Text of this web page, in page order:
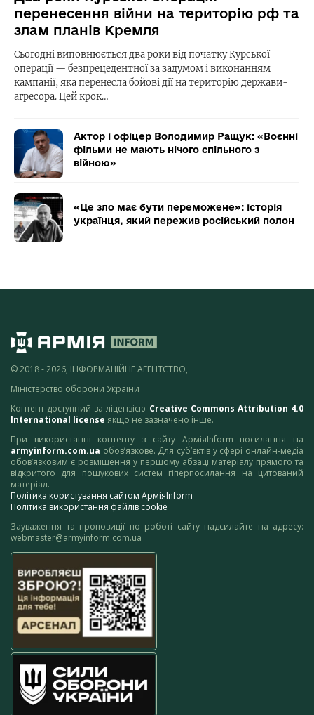
перенесення війни на територію рф та
злам планів Кремля
Сьогодні виповнюється два роки від початку Курської
операції — безпрецедентної за задумом і виконанням
кампанії, яка перенесла бойові дії на територію держави-
агресора. Цей крок…
Актор і офіцер Володимир Ращук: «Воєнні
фільми не мають нічого спільного з
війною»
«Це зло має бути переможене»: історія
українця, який пережив російський полон
© 2018 - 2026, ІНФОРМАЦІЙНЕ АГЕНТСТВО,
Міністерство оборони України
Контент доступний за ліцензією Creative Commons Attribution 4.0
International license якщо не зазначено інше.
При використанні контенту з сайту АрміяInform посилання на
armyinform.com.ua обов’язкове. Для суб’єктів у сфері онлайн-медіа
обов’язковим є розміщення у першому абзаці матеріалу прямого та
відкритого для пошукових систем гіперпосилання на цитований
матеріал.
Політика користування сайтом АрміяInform
Політика використання файлів cookie
Зауваження та пропозиції по роботі сайту надсилайте на адресу:
webmaster@armyinform.com.ua